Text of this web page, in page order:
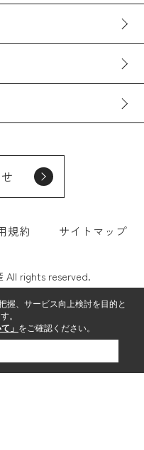
規約 サイトマップ
All rights reserved.
握、サービス向上検討を目的と
。
」 をご確認ください。